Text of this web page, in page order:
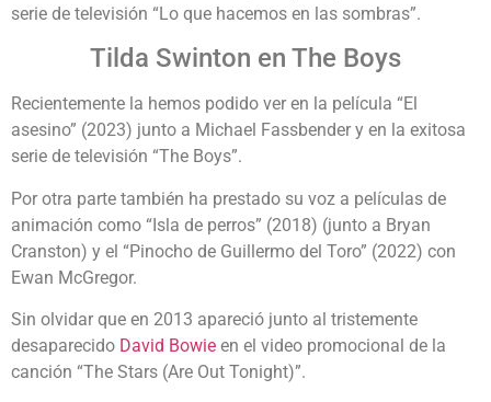
serie de televisión “Lo que hacemos en las sombras”.
Tilda Swinton en The Boys
Recientemente la hemos podido ver en la película “El
asesino” (2023) junto a Michael Fassbender y en la exitosa
serie de televisión “The Boys”.
Por otra parte también ha prestado su voz a películas de
animación como “Isla de perros” (2018) (junto a Bryan
Cranston) y el “Pinocho de Guillermo del Toro” (2022) con
Ewan McGregor.
Sin olvidar que en 2013 apareció junto al tristemente
desaparecido David Bowie en el video promocional de la
canción “The Stars (Are Out Tonight)”.